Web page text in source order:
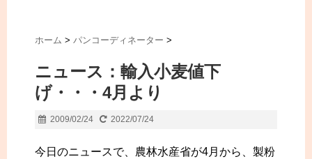
ホーム > パンコーディネーター >
ニュース：輸入小麦値下
げ・・・4月より
2009/02/24 2022/07/24
今日のニュースで、農林水産省が4月から、製粉